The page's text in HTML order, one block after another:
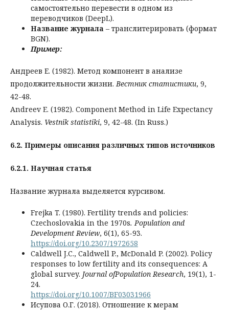
самостоятельно перевести в одном из
переводчиков (DeepL).
Название журнала – транслитерировать (формат
BGN).
Пример:
Андреев Е. (1982). Метод компонент в анализе
продолжительности жизни.Вестник статистики, 9,
42-48.
Andreev E. (1982). Component Method in Life Expectancy
Analysis. Vestnik statistiki, 9, 42-48. (In Russ.)
6.2. Примеры описания различных типов источников
6.2.1. Научная статья
Название журнала выделяется курсивом.
Frejka T. (1980). Fertility trends and policies:
Сzechoslovakia in the 1970s.Population and
Development Review, 6(1), 65-93.
https://doi.org/10.2307/1972658
Caldwell J.C., Caldwell P., McDonald P. (2002). Policy
responses to low fertility and its consequences: A
global survey. Journal ofPopulation Research, 19(1), 1-
24.
https://doi.org/10.1007/BF03031966
Исупова О.Г. (2018). Отношение к мерам